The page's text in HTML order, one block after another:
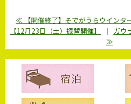
≪ 【開催終了】そでがうらウインタ
【12月23日（土）振替開催】
｜ ガウ
≫